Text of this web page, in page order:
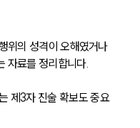
위의 성격이 오해였거나
자료를 정리합니다.
제3자 진술 확보도 중요